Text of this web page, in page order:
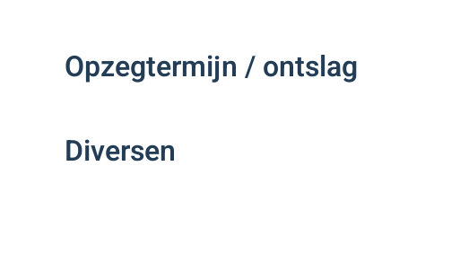
Opzegtermijn / ontslag
Diversen